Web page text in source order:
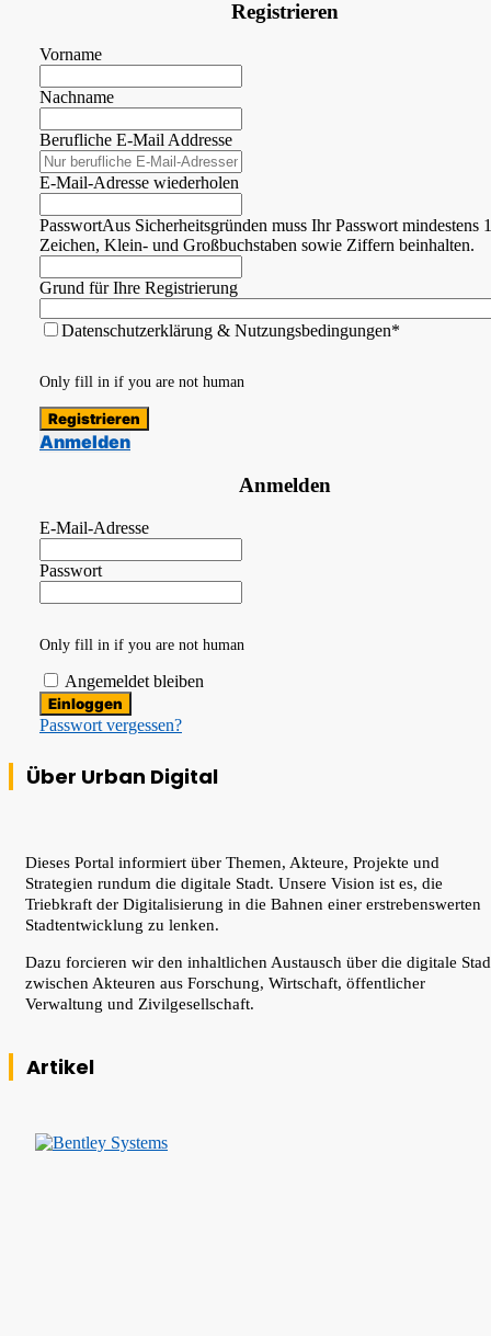
Registrieren
Vorname
Nachname
Berufliche E-Mail Addresse
E-Mail-Adresse wiederholen
PasswortAus Sicherheitsgründen muss Ihr Passwort mindestens
Zeichen, Klein- und Großbuchstaben sowie Ziffern beinhalten.
Grund für Ihre Registrierung
Datenschutzerklärung & Nutzungsbedingungen*
Only fill in if you are not human
Anmelden
Anmelden
E-Mail-Adresse
Passwort
Only fill in if you are not human
Angemeldet bleiben
Passwort vergessen?
Über Urban Digital
Dieses Portal informiert über Themen, Akteure, Projekte und
Strategien rundum die digitale Stadt. Unsere Vision ist es, die
Triebkraft der Digitalisierung in die Bahnen einer erstrebenswerten
Stadtentwicklung zu lenken.
Dazu forcieren wir den inhaltlichen Austausch über die digitale
zwischen Akteuren aus Forschung, Wirtschaft, öffentlicher
Verwaltung und Zivilgesellschaft.
Artikel